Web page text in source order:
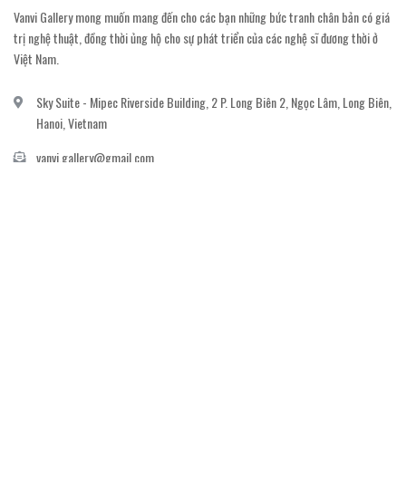
Vanvi Gallery mong muốn mang đến cho các bạn những bức tranh chân bản có giá
trị nghệ thuật, đồng thời ủng hộ cho sự phát triển của các nghệ sĩ đương thời ở
Việt Nam.
Sky Suite - Mipec Riverside Building, 2 P. Long Biên 2, Ngọc Lâm, Long Biên,
Hanoi, Vietnam
vanvi.gallery@gmail.com